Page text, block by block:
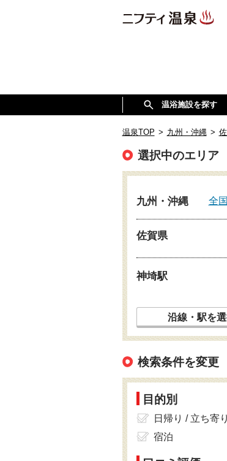
温浴施設を探す
温泉TOP > 九州・沖縄 >
選択中のエリア
九州・沖縄 全
佐賀県
神埼駅
沿線・駅を
検索条件を変更
目的別
日帰り / 立ち寄り
宿泊